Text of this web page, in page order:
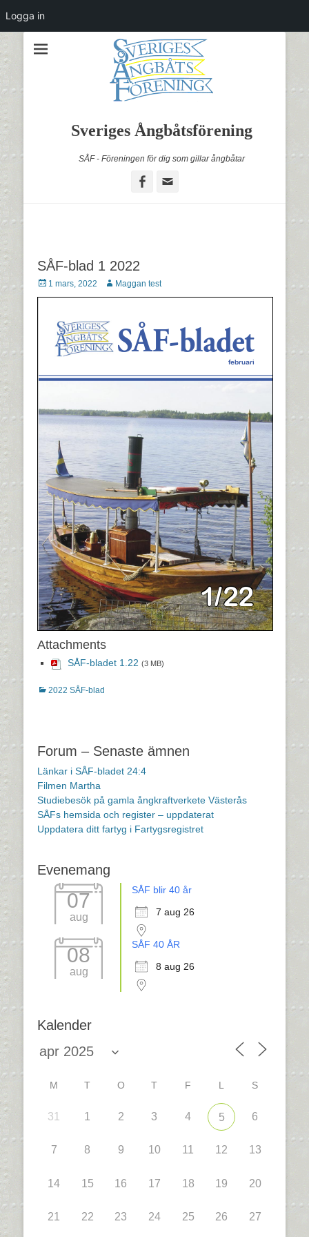
Sveriges Ångbåtsförening
SÅF - Föreningen för dig som gillar ångbåtar
Facebook
SÅF-blad 1 2022
Postades
den
1 mars, 2022 Författare
Maggan test
Attachments
SÅF-bladet 1.22 (3 MB)
Kategorier
2022 SÅF-blad
Forum – Senaste ämnen
Länkar i SÅF-bladet 24:4
Filmen Martha
Studiebesök på gamla ångkraftverkete Västerås
SÅFs hemsida och register – uppdaterat
Uppdatera ditt fartyg i Fartygsregistret
Evenemang
07
aug
SÅF blir 40 år
7 aug 26
08
aug
SÅF 40 ÅR
8 aug 26
Kalender
M T O T F L S
31 1 2 3 4 5 6
7 8 9 10 11 12 13
14 15 16 17 18 19 20
21 22 23 24 25 26 27
Logga in